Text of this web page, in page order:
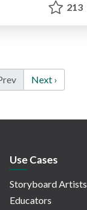
213
Next ›
Use Cases
Storyboard Artists
Educators